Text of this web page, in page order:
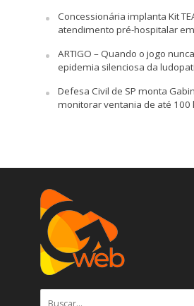
Concessionária implanta Kit
atendimento pré-hospitalar
ARTIGO – Quando o jogo
epidemia silenciosa da
Defesa Civil de SP monta
monitorar ventania de até 100